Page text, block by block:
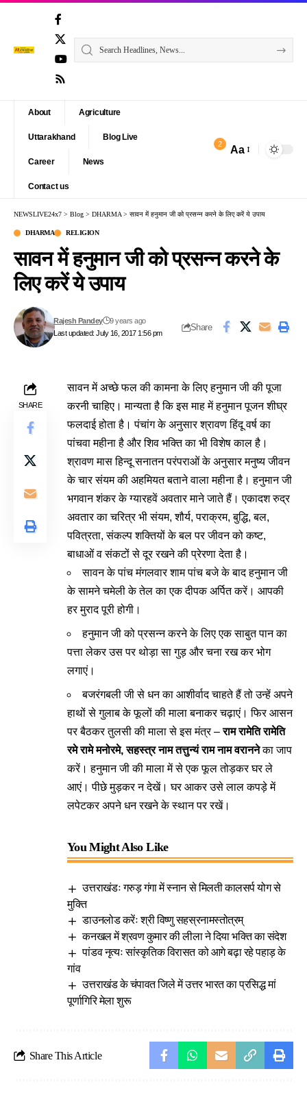
About Agriculture
Uttarakhand Blog Live
Career News
Contact us
2 Aa
NEWSLIVE24x7 > Blog > DHARMA > सावन में हनुमान जी को प्रसन्न करने के लिए करें ये उपाय
DHARMA RELIGION
सावन में हनुमान जी को प्रसन्न करने के
लिए करें ये उपाय
Last updated: July 16, 2017 1:56 pm
Rajesh Pandey 9 years ago
Share
SHARE
सावन में अच्छे फल की कामना के लिए हनुमान जी की पूजा
करनी चाहिए। मान्यता है कि इस माह में हनुमान पूजन शीघ्र
फलदाई होता है। पंचांग के अनुसार श्रावण हिंदू वर्ष का
पांचवा महीना है और शिव भक्ति का भी विशेष काल है।
श्रावण मास हिन्दू सनातन परंपराओं के अनुसार मनुष्य जीवन
के चार संयम की अहमियत बताने वाला महीना है। हनुमान जी
भगवान शंकर के ग्यारहवें अवतार माने जाते हैं। एकादश रुद्र
अवतार का चरित्र भी संयम, शौर्य, पराक्रम, बुद्धि, बल,
पवित्रता, संकल्प शक्तियों के बल पर जीवन को कष्ट,
बाधाओं व संकटों से दूर रखने की प्रेरणा देता है।
सावन के पांच मंगलवार शाम पांच बजे के बाद हनुमान जी
के सामने चमेली के तेल का एक दीपक अर्पित करें। आपकी
हर मुराद पूरी होगी।
हनुमान जी को प्रसन्न करने के लिए एक साबुत पान का
पत्ता लेकर उस पर थोड़ा सा गुड़ और चना रख कर भोग
लगाएं।
बजरंगबली जी से धन का आशीर्वाद चाहते हैं तो उन्हें अपने
हाथों से गुलाब के फूलों की माला बनाकर चढ़ाएं। फिर आसन
पर बैठकर तुलसी की माला से इस मंत्र –राम रामेति रामेति
रमे रामे मनोरमे, सहस्त्र नाम तत्तुन्यं राम नाम वराननेका जाप
करें। हनुमान जी की माला में से एक फूल तोड़कर घर ले
आएं। पीछे मुड़कर न देखें। घर आकर उसे लाल कपड़े में
लपेटकर अपने धन रखने के स्थान पर रखें।
You Might Also Like
उत्तराखंडः गरुड़ गंगा में स्नान से मिलती कालसर्प योग से
मुक्ति
डाउनलोड करेंः श्री विष्णु सहस्रनामस्तोत्रम्
कनखल में श्रवण कुमार की लीला ने दिया भक्ति का संदेश
पांडव नृत्यः सांस्कृतिक विरासत को आगे बढ़ा रहे पहाड़ के
गांव
उत्तराखंड के चंपावत जिले में उत्तर भारत का प्रसिद्ध मां
पूर्णागिरि मेला शुरू
Share This Article